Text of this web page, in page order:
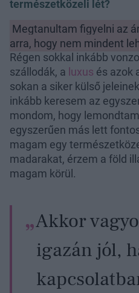
természetközeli lét?
Megtanultam figyelni az
arra, hogy nem mindent
Régen sokkal inkább
szállodák, a luxus és azok
sokan a siker külső
inkább keresem az
mondom, hogy
egyszerűen más lett
magam egy
madarakat, érzem a föld
magam körül.
Akkor
igazán jól,